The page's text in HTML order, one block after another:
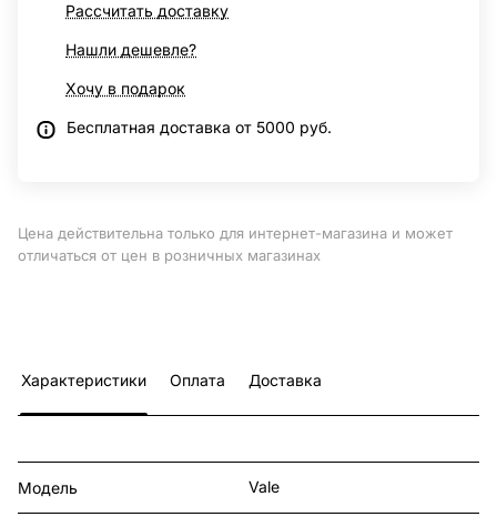
Рассчитать доставку
Нашли дешевле?
Хочу в подарок
Бесплатная доставка от 5000 руб.
Цена действительна только для интернет-магазина и может
отличаться от цен в розничных магазинах
Характеристики Оплата Доставка
Модель Vale